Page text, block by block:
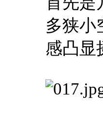
多狭小
感凸显